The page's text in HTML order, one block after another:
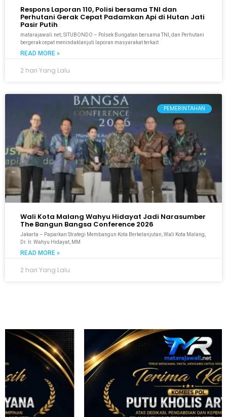
Respons Laporan 110, Polisi bersama TNI dan
Perhutani Gerak Cepat Padamkan Api di Hutan Jati
Pasir Putih
matarajawali.net; SITUBONDO – Polsek Bungatan bersama TNI, dan Perhutani
bergerak cepat menindaklanjuti laporan masyarakat terkait
READ MORE »
2 hari Yang Lalu
PEMERINTAHAN
Wali Kota Malang Wahyu Hidayat Jadi Narasumber
The Bangun Bangsa Conference 2026
Jakarta – Paparkan Strategi Membangun Kota Berkelanjutan, Wali Kota Malang,
Dr. Ir. Wahyu Hidayat, MM
READ MORE »
2 hari Yang Lalu